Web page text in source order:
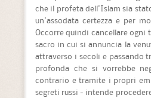
che il profeta dell'Islam sia
un'assodata certezza e per
Occorre quindi cancellare
sacro in cui si annuncia la
attraverso i secoli e passando
profonda che si vorrebbe
contrario e tramite i propri
segreti russi - intende